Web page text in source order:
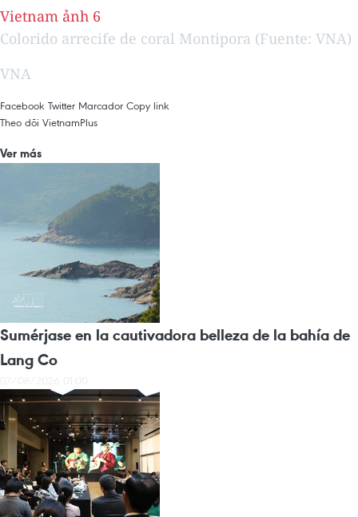
Colorido arrecife de coral Montipora (Fuente: VNA)
VNA
Facebook Twitter Marcador Copy link
Theo dõi VietnamPlus
Ver más
Sumérjase en la cautivadora belleza de la bahía de
Lang Co